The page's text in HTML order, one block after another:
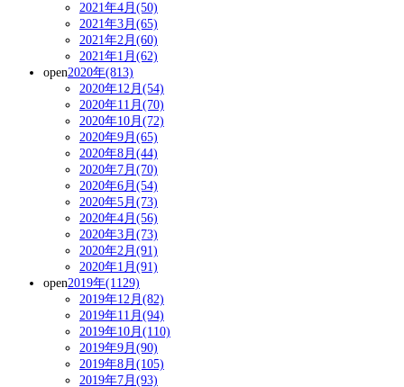
2021年4月(50)
2021年3月(65)
2021年2月(60)
2021年1月(62)
open2020年(813)
2020年12月(54)
2020年11月(70)
2020年10月(72)
2020年9月(65)
2020年8月(44)
2020年7月(70)
2020年6月(54)
2020年5月(73)
2020年4月(56)
2020年3月(73)
2020年2月(91)
2020年1月(91)
open2019年(1129)
2019年12月(82)
2019年11月(94)
2019年10月(110)
2019年9月(90)
2019年8月(105)
2019年7月(93)